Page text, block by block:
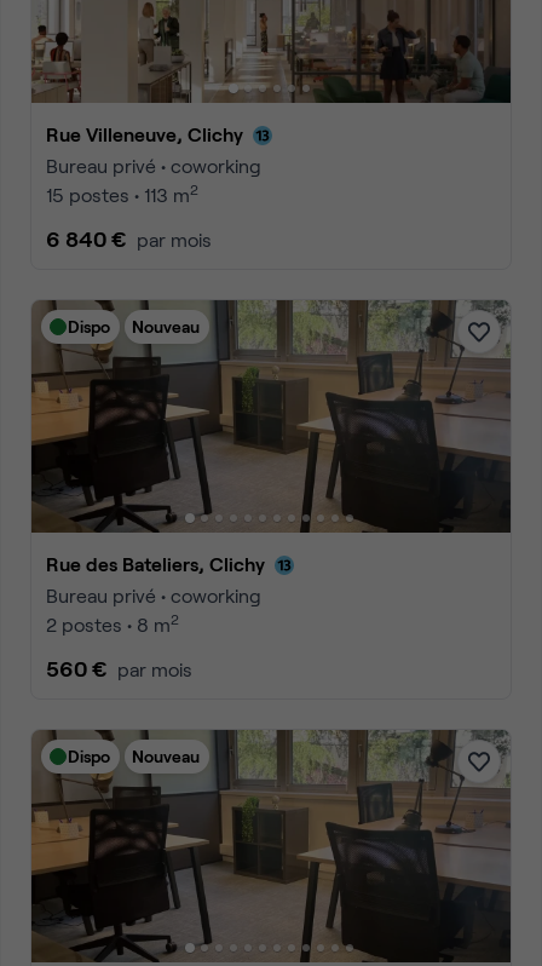
Rue Villeneuve, Clichy
Bureau privé • coworking
15 postes • 113 m2
6 840 € par mois
Dispo Nouveau
Rue des Bateliers, Clichy
Bureau privé • coworking
2 postes • 8 m2
560 € par mois
Dispo Nouveau